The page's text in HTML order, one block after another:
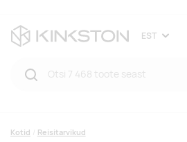
EST
Kotid Reisitarvikud